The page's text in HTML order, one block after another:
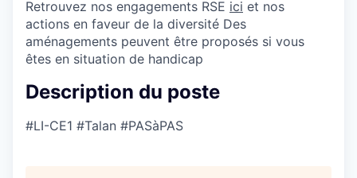
Retrouvez nos engagements RSE ici et nos
actions en faveur de la diversité Des
aménagements peuvent être proposés si vous
êtes en situation de handicap
Description du poste
#LI-CE1 #Talan #PASàPAS